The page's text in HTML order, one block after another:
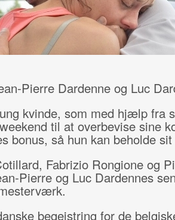
Pierre Dardenne og Luc
kvinde, som med hjælp fra
til at overbevise sine
bonus, så hun kan beholde
Fabrizio Rongione og
Pierre og Luc Dardennes
begejstring for de